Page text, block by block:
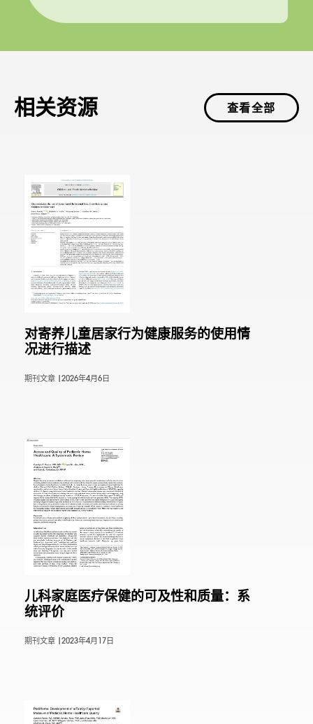
相关资源 查看全部
对寄养儿童居家行为健康服务的使用情
况进行描述
期刊文章 | 2026年4月6日
儿科家庭医疗保健的可及性和质量：系
统评价
期刊文章 | 2023年4月17日